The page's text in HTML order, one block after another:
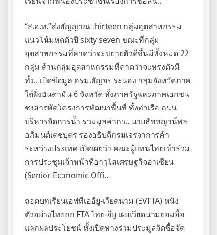
“ส.อ.ท.”ส่งสัญญาณ thirteen กลุ่มอุตสาหกรรม
แนวโน้มหดตัวปี sixty seven ขณะที่กลุ่ม
อุตสาหกรรมที่คาดว่าจะขยายตัวดีขึ้นมีทั้งหมด 22
กลุ่ม ด้านกลุ่มอุตสาหกรรมที่คาดว่าจะทรงตัวมี
ทั้ง.. เปิดข้อมูล ครม.สัญจร ระนอง กลุ่มจังหวัดภาค
ใต้ฝั่งอันดามัน 6 จังหวัด ทั้งภาครัฐและภาคเอกชน
ชงสารพัดโครงการพัฒนาพื้นที่ ทั้งท่าเรือ ถนน
บริหารจัดการน้ำ รวมมูลค่ากว.. นายธัชชญาน์พล
อภิมนต์เตชบุตร รองอธิบดีกรมเจรจาการค้า
ระหว่างประเทศ เปิดเผยว่า คณะผู้แทนไทยเข้าร่วม
การประชุมเจ้าหน้าที่อาวุโสเศรษฐกิจอาเซียน
(Senior Economic Offi..
ถอดบทเรียนเอฟทีเออียู-เวียดนาม (EVFTA) หนัง
ตัวอย่างไทยถก FTA ไทย-อียู เผยเวียดนามยอมอื้อ
แลกผลประโยชน์ ทั้งเปิดทางร่วมประมูลจัดซื้อจัด